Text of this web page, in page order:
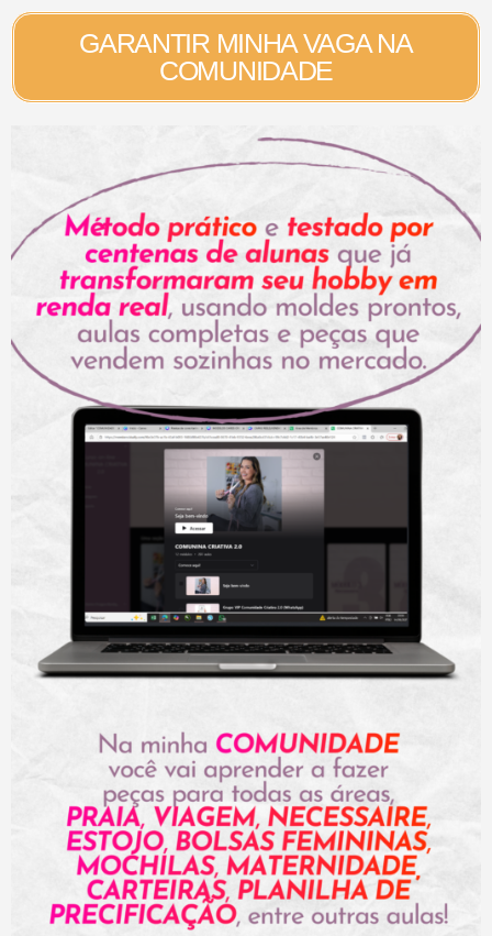
GARANTIR MINHA VAGA NA
COMUNIDADE